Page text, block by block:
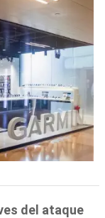
del ataque